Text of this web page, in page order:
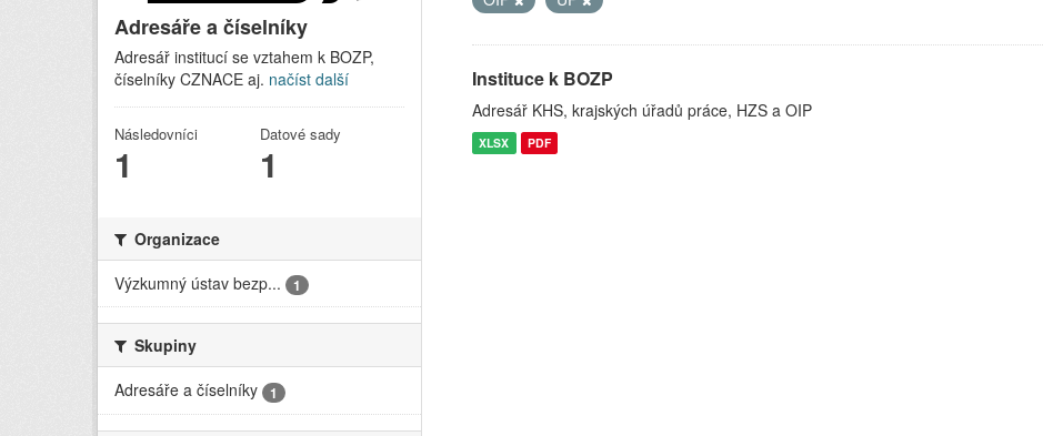
Adresáře a číselníky
Adresář institucí se vztahem k BOZP,
číselníky CZNACE aj. načíst další
Následovníci
1
Datové sady
1
Organizace
Výzkumný ústav bezp...
1
Skupiny
Adresáře a číselníky
1
Instituce k BOZP
Adresář KHS, krajských úřadů práce, HZS a OIP
XLSX PDF